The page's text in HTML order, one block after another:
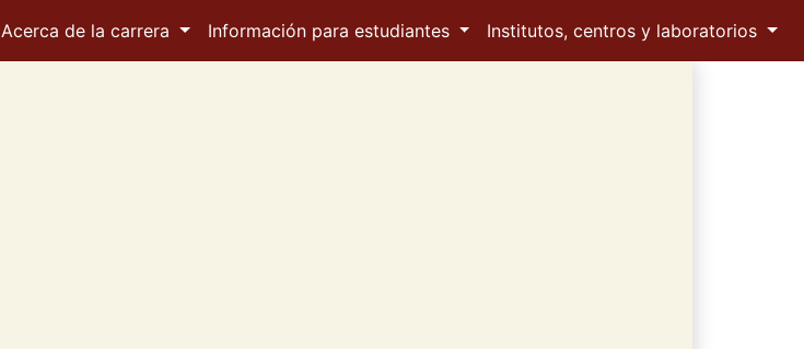
Acerca de la carrera Información para estudiantes Institutos, centros y laboratorios